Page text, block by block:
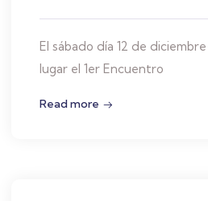
El sábado día 12 de
lugar el 1er Encuentro
Read more